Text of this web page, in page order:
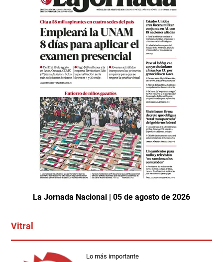
La Jornada Nacional | 05 de agosto de 2026
Vitral
Lo más importante